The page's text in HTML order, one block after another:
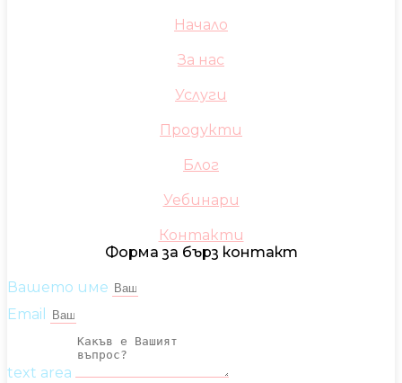
Начало
За нас
Услуги
Продукти
Блог
Уебинари
Контакти
Форма за бърз контакт
Вашето име
Email
text area